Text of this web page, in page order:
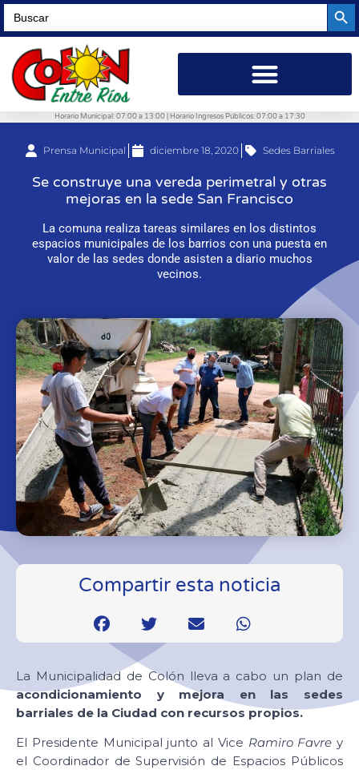
Search
for:
Horario Municipal: 07:00 a 13:00 | Horario Ingresos Públicos: 07:00 a 17:30
Prensa Municipal diciembre 18, 2020 Sedes Barriales
Se construye una vereda perimetral y otras
mejoras en la sede San Francisco
La comuna realiza tareas similares en los distintos
espacios municipales de los barrios con una puesta en
valor de las sedes donde asisten a diario muchos
vecinos.
Compartir esta noticia
La Municipalidad de Colón lleva a cabo un plan de
acondicionamiento y mejora en las sedes
barriales de la Ciudad con recursos propios.
El Presidente Municipal junto al Vice Ramiro Favre y
el Coordinador de Supervisión de Espacios Públicos